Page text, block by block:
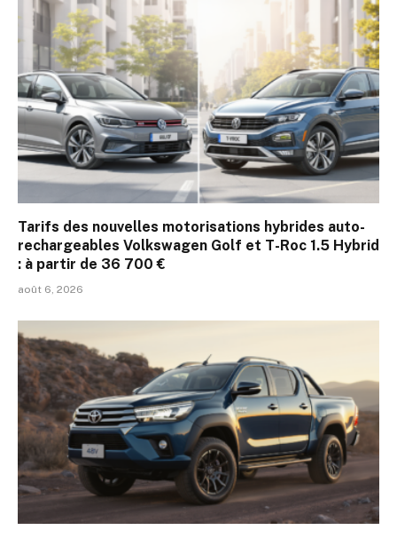
Tarifs des nouvelles motorisations hybrides auto-
rechargeables Volkswagen Golf et T-Roc 1.5 Hybrid
: à partir de 36 700 €
août 6, 2026